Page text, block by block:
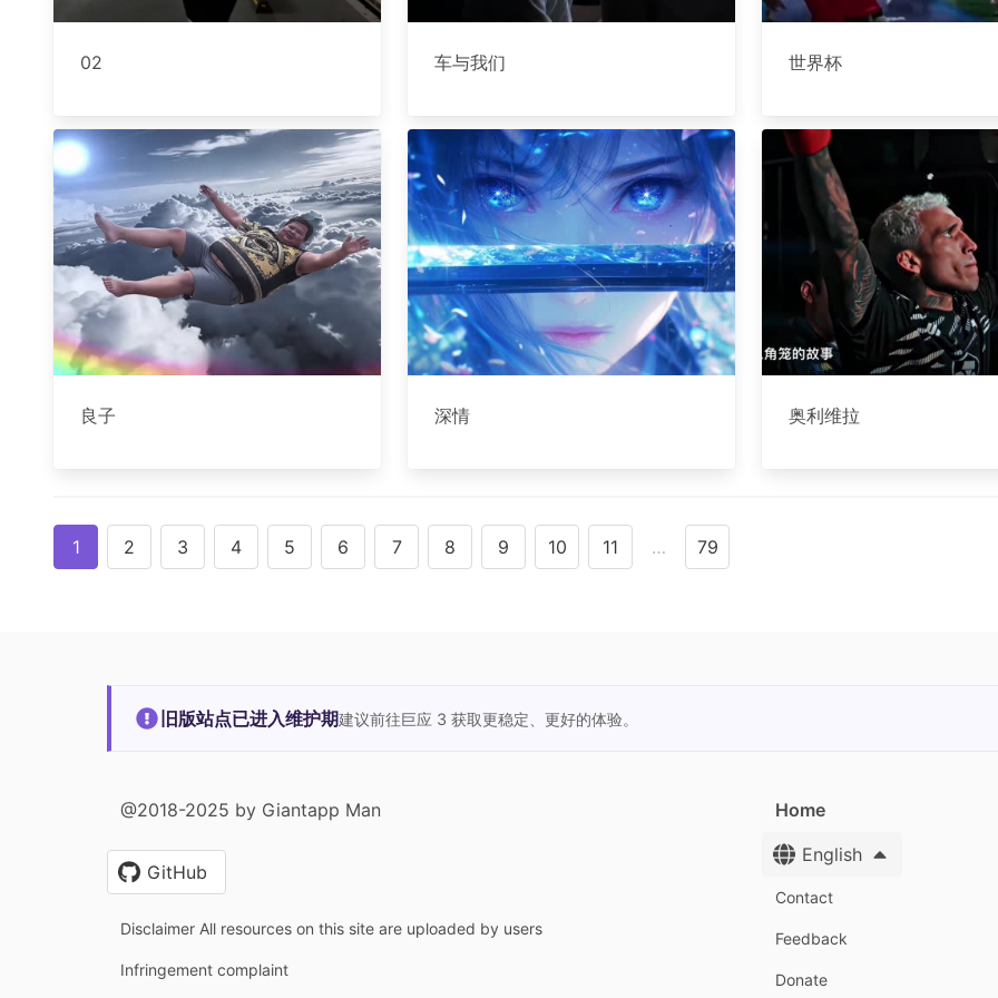
02 车与我们 世界杯
良子 深情 奥利维拉
1 2 3 4 5 6 7 8 9 10 11 … 79
旧版站点已进入维护期建议前往巨应 3 获取更稳定、更好的体验。
@2018-2025 by Giantapp Man
GitHub
Disclaimer All resources on this site are uploaded by users
Infringement complaint
Home
English
Contact
Feedback
Donate